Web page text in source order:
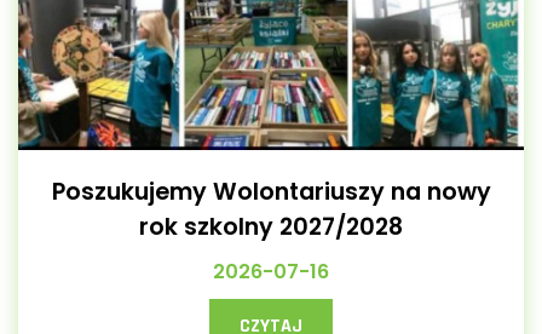
Poszukujemy Wolontariuszy na nowy
rok szkolny 2027/2028
2026-07-16
CZYTAJ